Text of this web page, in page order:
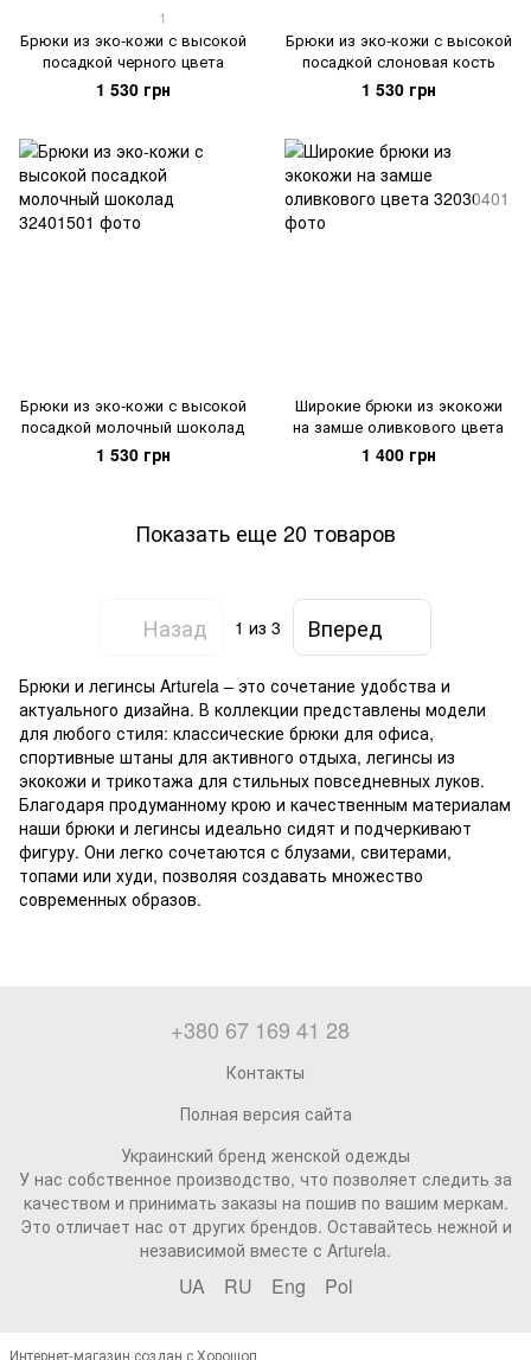
1
Брюки из эко-кожи с высокой
посадкой черного цвета
1 530 грн
Брюки из эко-кожи с высокой
посадкой слоновая кость
1 530 грн
Брюки из эко-кожи с высокой
посадкой молочный шоколад
1 530 грн
Широкие брюки из экокожи
на замше оливкового цвета
1 400 грн
Показать еще 20 товаров
Назад 1 из 3 Вперед
Брюки и легинсы Arturela – это сочетание удобства и
актуального дизайна. В коллекции представлены модели
для любого стиля: классические брюки для офиса,
спортивные штаны для активного отдыха, легинсы из
экокожи и трикотажа для стильных повседневных луков.
Благодаря продуманному крою и качественным материалам
наши брюки и легинсы идеально сидят и подчеркивают
фигуру. Они легко сочетаются с блузами, свитерами,
топами или худи, позволяя создавать множество
современных образов.
+380 67 169 41 28
Контакты
Полная версия сайта
Украинский бренд женской одежды
У нас собственное производство, что позволяет следить за
качеством и принимать заказы на пошив по вашим меркам.
Это отличает нас от других брендов. Оставайтесь нежной и
независимой вместе с Arturela.
UA RU Eng Pol
Интернет-магазин создан с Хорошоп